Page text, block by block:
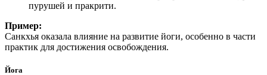
пурушей и пракрити.
Пример:
Санкхья оказала влияние на развитие йоги, особенно в части
практик для достижения освобождения.
Йога